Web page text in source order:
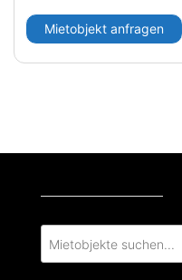
Mietobjekt anfragen